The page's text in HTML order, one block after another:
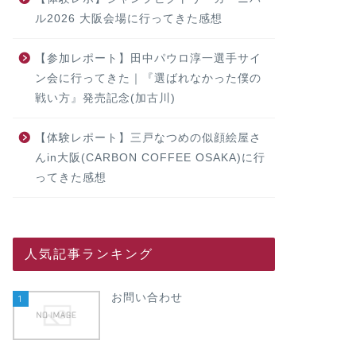
ル2026 大阪会場に行ってきた感想
【参加レポート】田中パウロ淳一選手サイ
ン会に行ってきた｜『選ばれなかった僕の
戦い方』発売記念(加古川)
【体験レポート】三戸なつめの似顔絵屋さ
んin大阪(CARBON COFFEE OSAKA)に行
ってきた感想
人気記事ランキング
1 お問い合わせ